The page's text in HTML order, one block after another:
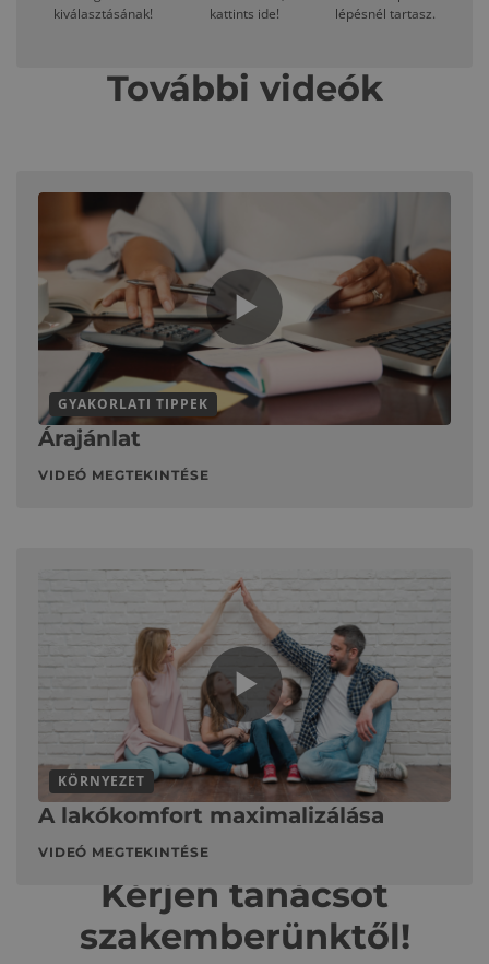
kiválasztásának!
kattints ide!
lépésnél tartasz.
További videók
GYAKORLATI TIPPEK
Árajánlat
VIDEÓ MEGTEKINTÉSE
KÖRNYEZET
A lakókomfort maximalizálása
VIDEÓ MEGTEKINTÉSE
Kérjen tanácsot
szakemberünktől!